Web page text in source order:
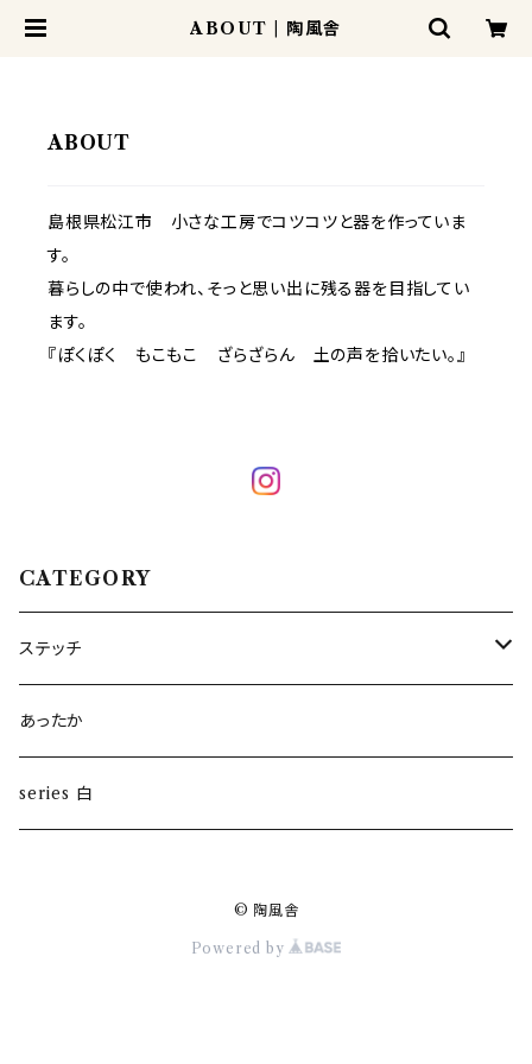
ABOUT | 陶風舎
ABOUT
島根県松江市 小さな工房でコツコツと器を作っていま
す。
暮らしの中で使われ、そっと思い出に残る器を目指してい
ます。
『ぽくぽく もこもこ ざらざらん 土の声を拾いたい。』
CATEGORY
ステッチ
雪の器
あったか
series 白
© 陶風舎
Powered by